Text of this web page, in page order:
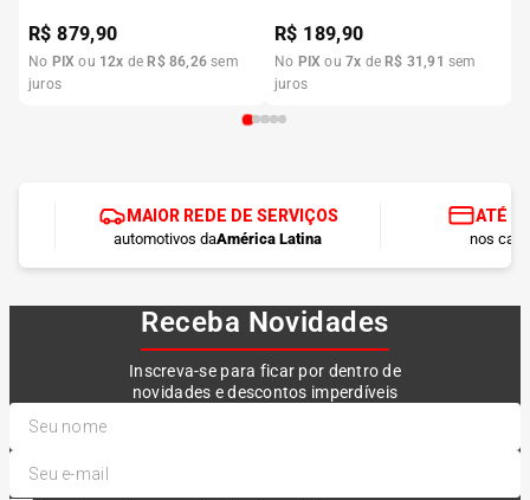
R$879,90
No PIX ou 12x de R$ 86,26 sem
juros
R$ 189,90
No PIX ou7x de R$ 31 ,91 sem
juros
MAIOR REDE DE SERVIÇOS
automotivos daAmérica Latina
ATÉ
nos
Receba Novidades
Inscreva-se para ficar por dentro de
novidades e descontos imperdíveis